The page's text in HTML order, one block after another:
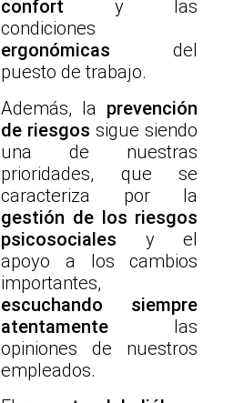
confort y las
condiciones
ergonómicas del
puesto de trabajo.
Además, la prevención
de riesgos sigue siendo
una de nuestras
prioridades, que se
caracteriza por la
gestión de los riesgos
psicosociales y el
apoyo a los cambios
importantes,
escuchando siempre
atentamente las
opiniones de nuestros
empleados.